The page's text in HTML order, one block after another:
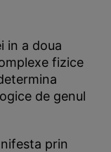
in a doua
fizice
de genul
prin